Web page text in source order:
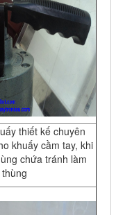
thiết kế chuyên
khuấy cầm tay, khi
chứa tránh làm